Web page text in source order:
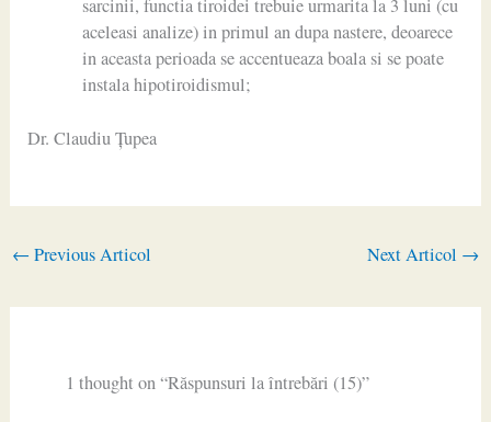
sarcinii, functia tiroidei trebuie urmarita la 3 luni (cu
aceleasi analize) in primul an dupa nastere, deoarece
in aceasta perioada se accentueaza boala si se poate
instala hipotiroidismul;
Dr. Claudiu Ţupea
← Previous Articol Next Articol →
1 thought on “Răspunsuri la întrebări (15)”